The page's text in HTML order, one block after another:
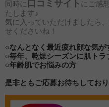
同時に 口コミサイト にご感
たします♪
気に入っていただけましたら
せくださいね！
○なんとなく最近疲れ顔な気が
○毎年、乾燥シーズンに肌トラ
○年齢肌でお悩みの方
是非ともご応募お待ちしてお